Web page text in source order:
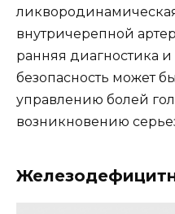
внутричерепной
ранняя диагностика
безопасность может
управлению болей
возникновению